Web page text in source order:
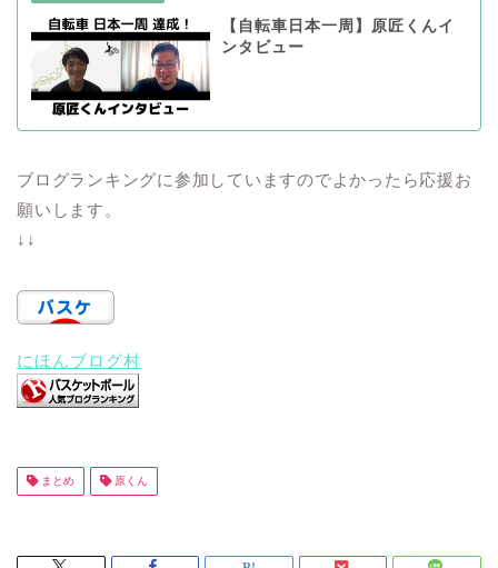
【自転車日本一周】原匠くんイ
ンタビュー
ブログランキングに参加していますのでよかったら応援お
願いします。
↓↓
にほんブログ村
まとめ 原くん